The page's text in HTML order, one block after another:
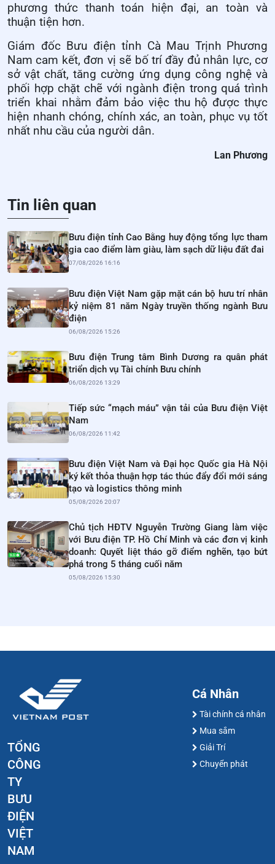
phương thức thanh toán hiện đại, an toàn và
thuận tiện hơn.
Giám đốc Bưu điện tỉnh Cà Mau Trịnh Phương
Nam cam kết, đơn vị sẽ bố trí đầy đủ nhân lực, cơ
sở vật chất, tăng cường ứng dụng công nghệ và
phối hợp chặt chẽ với ngành điện trong quá trình
triển khai nhằm đảm bảo việc thu hộ được thực
hiện nhanh chóng, chính xác, an toàn, phục vụ tốt
nhất nhu cầu của người dân.
Lan Phương
Tin liên quan
Bưu điện tỉnh Cao Bằng huy động tổng lực tham
gia cao điểm làm giàu, làm sạch dữ liệu đất đai
07/08/2026 16:16
Bưu điện Việt Nam gặp mặt cán bộ hưu trí nhân
kỷ niệm 81 năm Ngày truyền thống ngành Bưu
điện
06/08/2026 15:26
Bưu điện Trung tâm Bình Dương ra quân phát
triển dịch vụ Tài chính Bưu chính
06/08/2026 13:29
Tiếp sức “mạch máu” vận tải của Bưu điện Việt
Nam
06/08/2026 11:42
Bưu điện Việt Nam và Đại học Quốc gia Hà Nội
ký kết thỏa thuận hợp tác thúc đẩy đổi mới sáng
tạo và logistics thông minh
05/08/2026 20:07
Chủ tịch HĐTV Nguyễn Trường Giang làm việc
với Bưu điện TP. Hồ Chí Minh và các đơn vị kinh
doanh: Quyết liệt tháo gỡ điểm nghẽn, tạo bứt
phá trong 5 tháng cuối năm
05/08/2026 15:30
TỔNG
CÔNG
TY
BƯU
ĐIỆN
VIỆT
NAM
Cá Nhân
Tài chính cá nhân
Mua sắm
Giải Trí
Chuyển phát